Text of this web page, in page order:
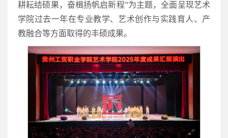
耕耘结硕果，奋楫扬帆启新程”为主题，全面呈现艺术
学院过去一年在专业教学、艺术创作与实践育人、产
教融合等方面取得的丰硕成果。